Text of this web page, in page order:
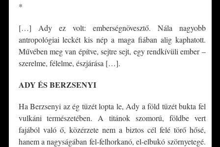
*
[…] Ady ez volt: emberségnövesztő. Nála nagyobb
antropológiai leckét kis nép a maga fiában alig kaphatott.
Művében meg van építve, sejtre sejt, egy rendkívüli ember –
szerelme, félelme, észjárása […].
ADY ÉS BERZSENYI
Ha Berzsenyi az ég tüzét lopta le, Ady a föld tüzét bukta fel
vulkáni természetében. A titánok szomorú, földbe vert
fajából való ő, közérzete nem a biztos cél felé törő hősé,
hanem a nagyságában fel-felhorkanó, el-elbukó szörnyetegé.